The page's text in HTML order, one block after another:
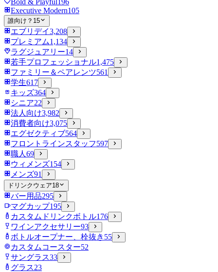
Bold & Playful196
Executive Modern105
誰向け？ 15
エブリデイ3,208
プレミアム1,134
ラグジュアリー14
若手プロフェッショナル1,475
ファミリー＆ペアレンツ561
学生617
キッズ364
シニア22
法人向け3,982
消費者向け3,075
エグゼクティブ564
フロントラインスタッフ597
職人 69
ウィメンズ154
メンズ91
ドリンクウェア18
バー用品295
マグカップ195
カスタムドリンクボトル176
ワインアクセサリー93
ボトルオープナー、栓抜き 55
カスタムコースター52
サングラス33
グラス23